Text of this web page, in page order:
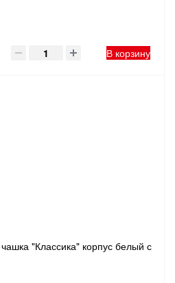
В корзину
"Классика" корпус белый с